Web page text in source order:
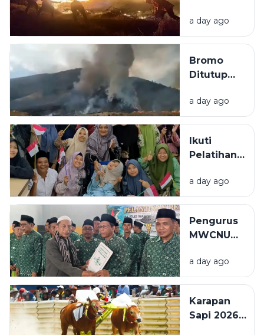
Bromo
Dilalap Api,
Karhutla via
Darat dan
a day ago
Bromo
Ditutup
Kebakaran,
Wisatawan
Reschedule
atau
Tiket
a day ago
Ikuti
Pelatihan
Qur'an
Isyarat,
Disabilitas:
Saya
Bisa Baca
Sedikit
a day ago
Pengurus
MWCNU
Mandangin
Dilantik,
Perkuat
Organisasi
a day ago
Karapan
Sapi 2026